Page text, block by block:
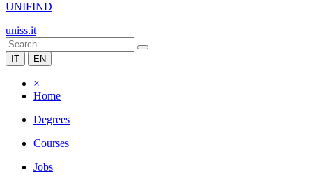
UNIFIND
uniss.it
IT EN
×
Home
Degrees
Courses
Jobs